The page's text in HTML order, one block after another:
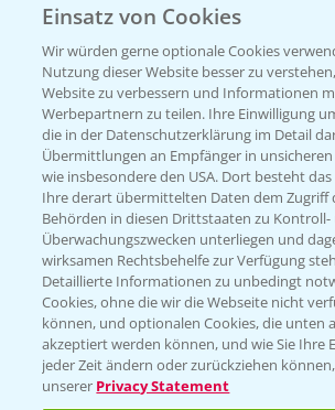
Presse
Vegetables Deutschland
Infos
LINKS
Apps
Wetter Aktuell
BROSCHÜREN
Ackerbau
Saatgut
Einsatz von Cookies
Wir würden gerne optionale Cookies
Nutzung dieser Website besser zu
Website zu verbessern und Informationen
Werbepartnern zu teilen. Ihre Einwilligung
die in der Datenschutzerklärung im Detail
Übermittlungen an Empfänger in
wie insbesondere den USA. Dort besteht das
Ihre derart übermittelten Daten dem Zugriff
Behörden in diesen Drittstaaten zu Kontroll-
Überwachungszwecken unterliegen und
wirksamen Rechtsbehelfe zur Verfügung
Detaillierte Informationen zu unbedingt
Cookies, ohne die wir die Webseite nicht
können, und optionalen Cookies, die unten
akzeptiert werden können, und wie Sie Ihre
jeder Zeit ändern oder zurückziehen
unserer Privacy Statement